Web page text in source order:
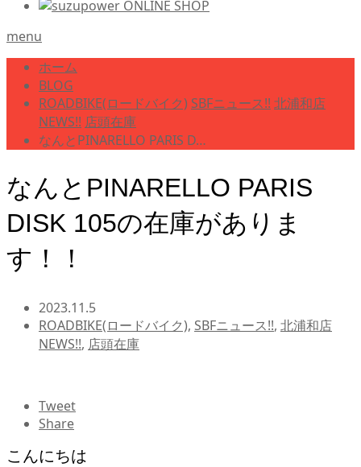
menu
ホーム
BLOG
ROADBIKE(ロードバイク) SBFニュース!! 北浦和店
NEWS!! 店頭在庫
なんとPINARELLO PARIS D…
なんとPINARELLO PARIS
DISK 105の在庫がありま
す！！
2023.11.5
ROADBIKE(ロードバイク), SBFニュース!!, 北浦和店
NEWS!!, 店頭在庫
Tweet
Share
こんにちは